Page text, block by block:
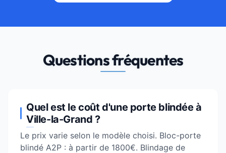
Questions fréquentes
Quel est le coût d'une porte blindée à
Ville-la-Grand ?
Le prix varie selon le modèle choisi. Bloc-porte
blindé A2P : à partir de 1800€. Blindage de